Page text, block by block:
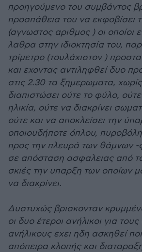
προηγούμενο του συμβάντος
προσπάθεια του να εκφοβίσει
(αγνωστος αριθμος ) οι οποίοι
λαθρα στην ιδιοκτησία του,
τρίμετρο (τουλάχιστον )
και εχοντας αντιληφθεί δυο
στις 2.30 τα ξημερωματα,
διαπιστώσει ούτε το φύλο,
ηλικία, ούτε να διακρίνει
ούτε και να αποκλείσει την
οποιουδήποτε όπλου,
προς την πλευρά των θάμνων -
σε απόσταση ασφαλειας από
σκιές την υπαρξη των οποίων
να διακρίνει.
Δυστυχώς βρισκονταν
οι δυο έτεροι ανήλικοι για
ανήλικους εχει ηδη ασκηθεί
απόπειρα κλοπής και